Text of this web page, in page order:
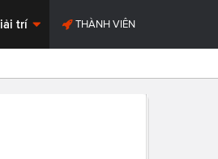
trí THÀNH VIÊN